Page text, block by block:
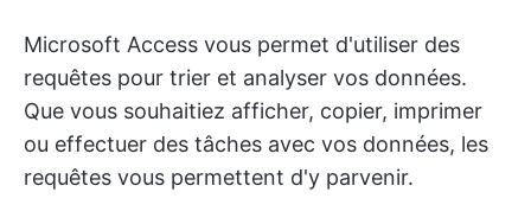
Microsoft Access vous permet d'utiliser des
requêtes pour trier et analyser vos données.
Que vous souhaitiez afficher, copier, imprimer
ou effectuer des tâches avec vos données, les
requêtes vous permettent d'y parvenir.